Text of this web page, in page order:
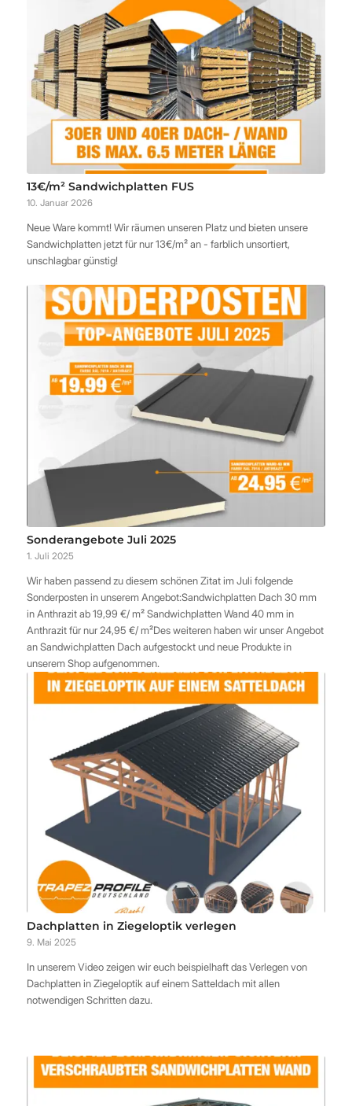
13€/m² Sandwichplatten FUS
10. Januar 2026
Neue Ware kommt! Wir räumen unseren Platz und bieten unsere
Sandwichplatten jetzt für nur 13€/m² an - farblich unsortiert,
unschlagbar günstig!
Sonderangebote Juli 2025
1. Juli 2025
Wir haben passend zu diesem schönen Zitat im Juli folgende
Sonderposten in unserem Angebot:Sandwichplatten Dach 30 mm
in Anthrazit ab 19,99 €/ m² Sandwichplatten Wand 40 mm in
Anthrazit für nur 24,95 €/ m²Des weiteren haben wir unser Angebot
an Sandwichplatten Dach aufgestockt und neue Produkte in
unserem Shop aufgenommen.
Dachplatten in Ziegeloptik verlegen
9. Mai 2025
In unserem Video zeigen wir euch beispielhaft das Verlegen von
Dachplatten in Ziegeloptik auf einem Satteldach mit allen
notwendigen Schritten dazu.